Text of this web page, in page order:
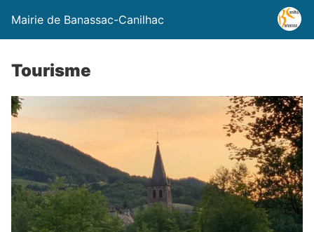
Mairie de Banassac-Canilhac
Tourisme